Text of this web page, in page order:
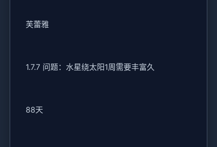
芙蕾雅
1.7.7 问题：水星绕太阳1周需要丰富久
88天